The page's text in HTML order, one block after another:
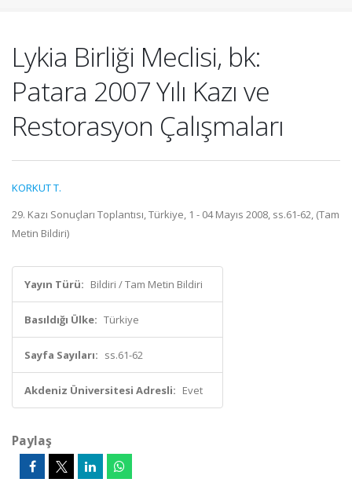
Lykia Birliği Meclisi, bk:
Patara 2007 Yılı Kazı ve
Restorasyon Çalışmaları
KORKUT T.
29. Kazı Sonuçları Toplantısı, Türkiye, 1 - 04 Mayıs 2008, ss.61-62, (Tam
Metin Bildiri)
Yayın Türü: Bildiri / Tam Metin Bildiri
Basıldığı Ülke: Türkiye
Sayfa Sayıları: ss.61-62
Akdeniz Üniversitesi Adresli: Evet
Paylaş